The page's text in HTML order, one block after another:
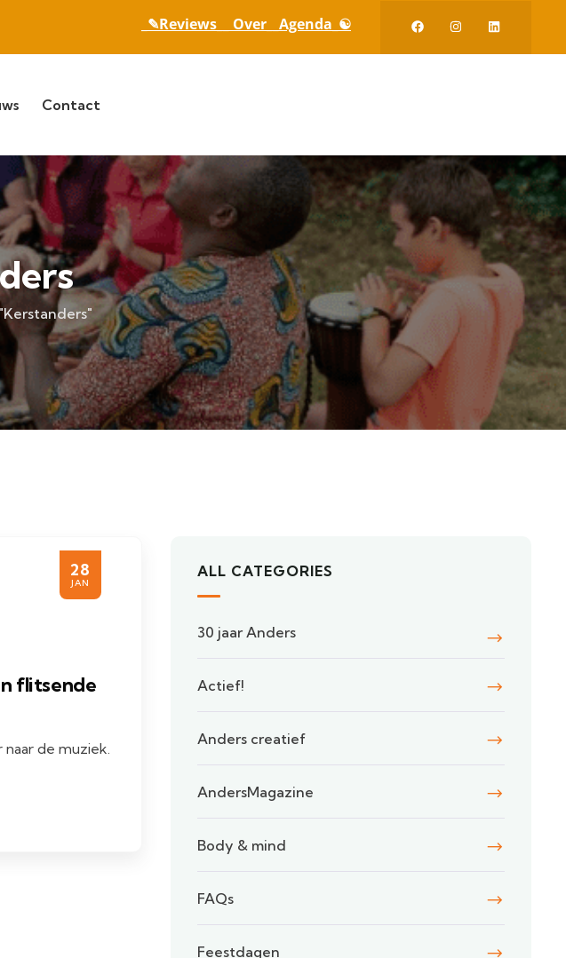
_✎Reviews_ _ Over_ _Agenda_☯
Contact
28
JAN
flitsende
naar de muziek.
ALL CATEGORIES
30 jaar Anders
Actief!
Anders creatief
AndersMagazine
Body & mind
FAQs
Feestdagen